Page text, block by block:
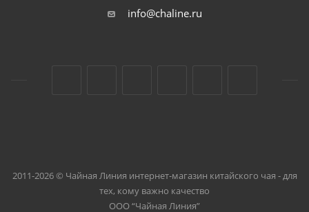
info@chaline.ru
2011-2026 © Чайная Линия интернет-магазин китайского чая - для
тех, кому важно качество
ООО “Чайная Линия”